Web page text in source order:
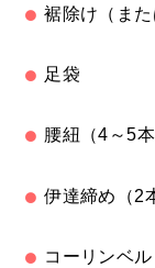
裾除け（また
足袋
腰紐（4～5本
伊達締め（2
コーリンベル